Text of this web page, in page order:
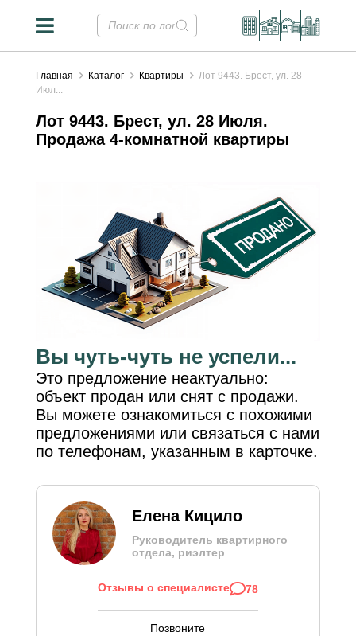
Главная Каталог Квартиры
Лот 9443. Брест, ул. 28
Июл...
Лот 9443. Брест, ул. 28 Июля.
Продажа 4-комнатной квартиры
Вы чуть-чуть не успели...
Это предложение неактуально:
объект продан или снят с продажи.
Вы можете ознакомиться с похожими
предложениями или связаться с нами
по телефонам, указанным в карточке.
Елена Кицило
Руководитель квартирного
отдела, риэлтер
Отзывы о специалисте 78
Позвоните